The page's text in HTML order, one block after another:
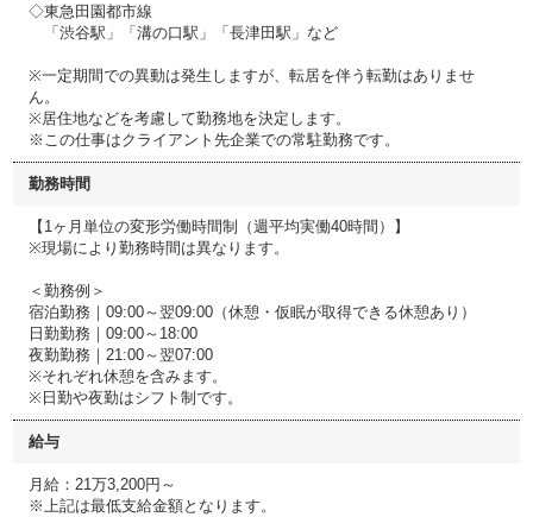
◇東急田園都市線
「渋谷駅」「溝の口駅」「長津田駅」など
※一定期間での異動は発生しますが、転居を伴う転勤はありませ
ん。
※居住地などを考慮して勤務地を決定します。
※この仕事はクライアント先企業での常駐勤務です。
勤務時間
【1ヶ月単位の変形労働時間制（週平均実働40時間）】
※現場により勤務時間は異なります。
＜勤務例＞
宿泊勤務｜09:00～翌09:00（休憩・仮眠が取得できる休憩あり）
日勤勤務｜09:00～18:00
夜勤勤務｜21:00～翌07:00
※それぞれ休憩を含みます。
※日勤や夜勤はシフト制です。
給与
月給：21万3,200円～
※上記は最低支給金額となります。